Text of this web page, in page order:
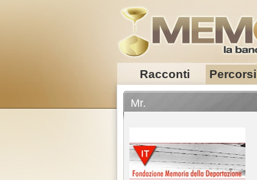
Racconti Percorsi
Mr.